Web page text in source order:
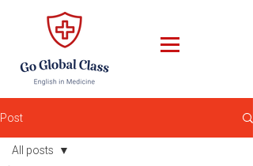
Post
All posts